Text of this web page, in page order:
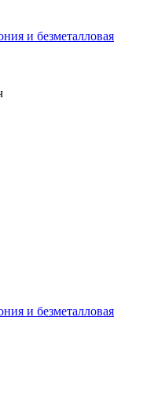
и безметалловая
и безметалловая